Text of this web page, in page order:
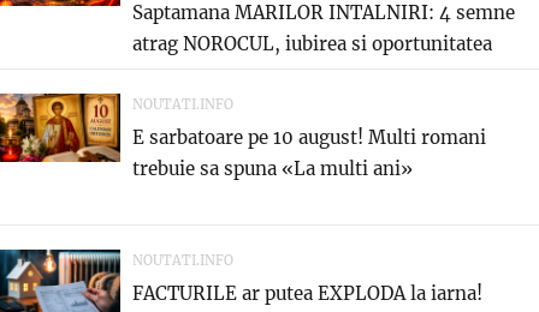
Saptamana MARILOR INTALNIRI: 4 semne
atrag NOROCUL, iubirea si oportunitatea
care...
NOUTATI.INFO
E sarbatoare pe 10 august! Multi romani
trebuie sa spuna «La multi ani»
NOUTATI.INFO
FACTURILE ar putea EXPLODA la iarna!